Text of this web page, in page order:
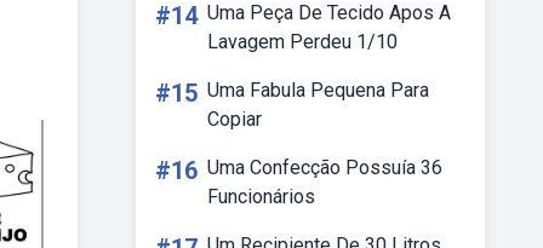
#14 Uma Peça De Tecido Apos A
Lavagem Perdeu 1/10
#15 Uma Fabula Pequena Para
Copiar
#16 Uma Confecção Possuía 36
Funcionários